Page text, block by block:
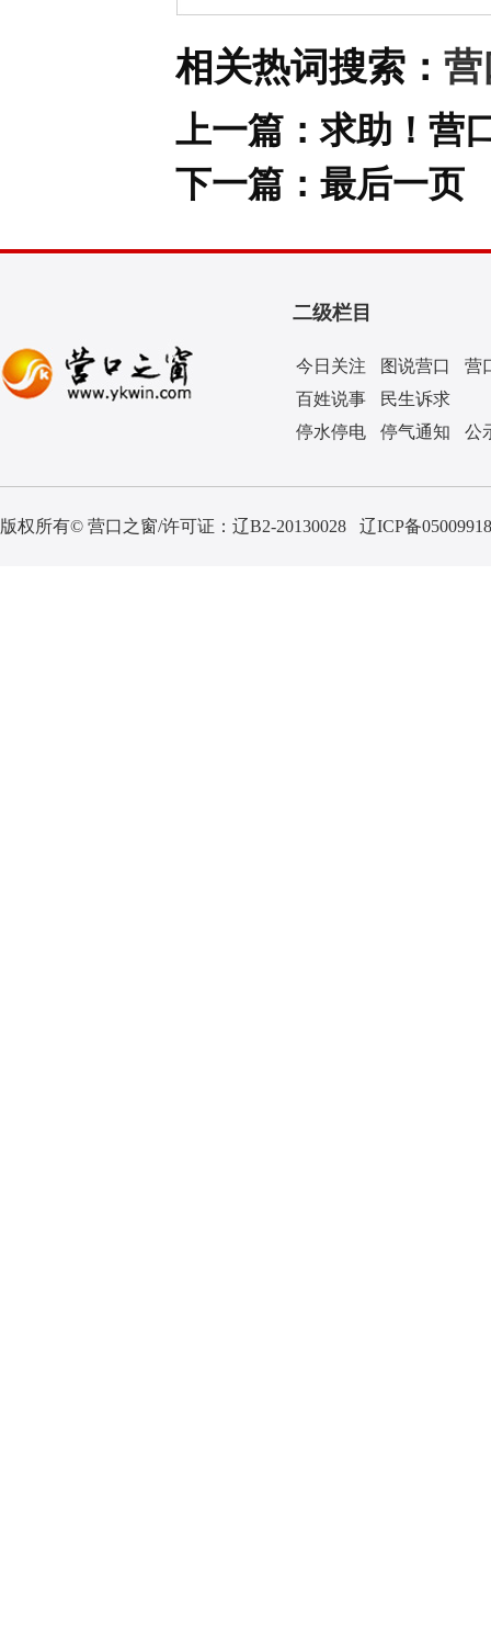
相关热词搜索： 营
上一篇：求助！营
下一篇： 最后一页
二级栏目
今日关注 图说营口
营
百姓说事
民生诉求
停水停电
停气通知 公
版权所有© 营口之窗/许可证： 辽B2-20130028 辽ICP备